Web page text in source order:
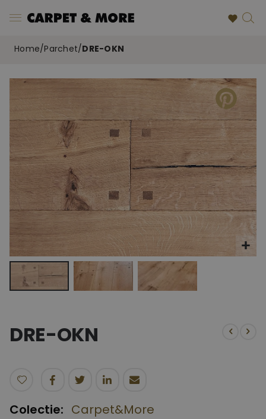
Home/Parchet/DRE-OKN
Skip
end
of
the
images
gallery
beginning
of
gallery
DRE-OKN
Colectie: Carpet&More